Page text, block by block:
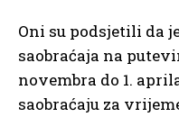
Oni su podsjetili da
saobraćaja na
novembra do 1.
saobraćaju za